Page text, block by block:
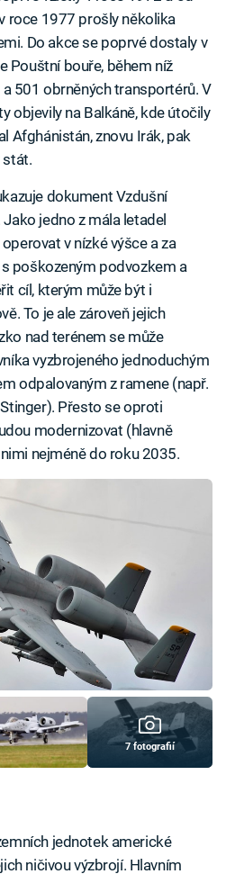
roce 1977 prošly několika
Do akce se poprvé dostaly v
Pouštní bouře, během níž
501 obrněných transportérů. V
objevily na Balkáně, kde útočily
Afghánistán, znovu Irák, pak
stát.
dokument Vzdušní
jedno z mála letadel
v nízké výšce a za
poškozeným podvozkem a
cíl, kterým může být i
To je ale zároveň jejich
nad terénem se může
vyzbrojeného jednoduchým
odpalovaným z ramene (např.
Přesto se oproti
modernizovat (hlavně
nejméně do roku 2035.
7 fotografií
jednotek americké
ničivou výzbrojí. Hlavním